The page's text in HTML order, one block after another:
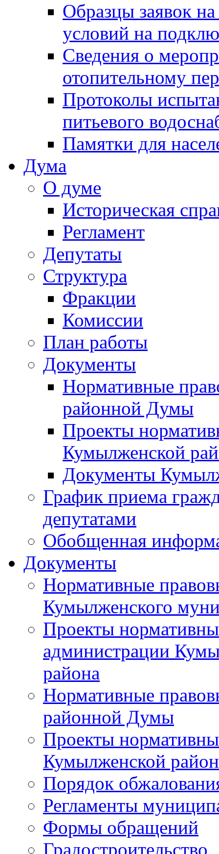
Образцы заявок
условий на
Сведения о
отопительному
Протоколы
питьевого
Памятки для
Дума
О думе
Историческая
Регламент
Депутаты
Структура
Фракции
Комиссии
План работы
Документы
Нормативные
районной Думы
Проекты
Кумылженской
Документы
График приема
депутатами
Обобщенная
Документы
Нормативные
Кумылженского
Проекты
администрации
района
Нормативные
районной Думы
Проекты
Кумылженской
Порядок
Регламенты
Формы обращений
Градостроительство